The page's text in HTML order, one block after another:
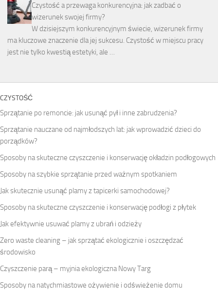
Czystość a przewaga konkurencyjna: jak zadbać o
wizerunek swojej firmy?
W dzisiejszym konkurencyjnym świecie, wizerunek firmy
ma kluczowe znaczenie dla jej sukcesu. Czystość w miejscu pracy
jest nie tylko kwestią estetyki, ale …
CZYSTOŚĆ
Sprzątanie po remoncie: jak usunąć pył i inne zabrudzenia?
Sprzątanie nauczane od najmłodszych lat: jak wprowadzić dzieci do
porządków?
Sposoby na skuteczne czyszczenie i konserwację okładzin podłogowych
Sposoby na szybkie sprzątanie przed ważnym spotkaniem
Jak skutecznie usunąć plamy z tapicerki samochodowej?
Sposoby na skuteczne czyszczenie i konserwację podłogi z płytek
Jak efektywnie usuwać plamy z ubrań i odzieży
Zero waste cleaning – jak sprzątać ekologicznie i oszczędzać
środowisko
Czyszczenie parą – myjnia ekologiczna Nowy Targ
Sposoby na natychmiastowe ożywienie i odświeżenie domu